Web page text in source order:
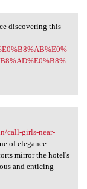
discovering this
call-girls-near-
of elegance.
mirror the hotel's
and enticing